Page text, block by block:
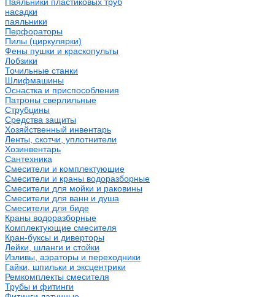
Паяльники пластиковых труб
насадки
паяльники
Перфораторы
Пилы (циркулярки)
Фены пушки и краскопульты
Лобзики
Точильные станки
Шлифмашины
Оснастка и приспособления
Патроны сверлильные
Струбцины
Средства защиты
Хозяйственный инвентарь
Ленты, скотчи, уплотнители
Хозинвентарь
Сантехника
Смесители и комплектующие
Смесители и краны водоразборные
Смесители для мойки и раковины
Смесители для ванн и душа
Смесители для биде
Краны водоразборные
Комплектующие смесителя
Кран-буксы и диверторы
Лейки, шланги и стойки
Изливы, аэраторы и переходники
Гайки, шпильки и эксцентрики
Ремкомплекты смесителя
Трубы и фитинги